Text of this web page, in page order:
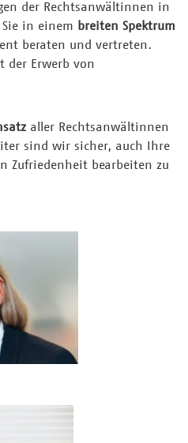
der Rechtsanwältinnen in
in einem breiten Spektrum
beraten und vertreten.
der Erwerb von
aller Rechtsanwältinnen
sind wir sicher, auch Ihre
Zufriedenheit bearbeiten zu